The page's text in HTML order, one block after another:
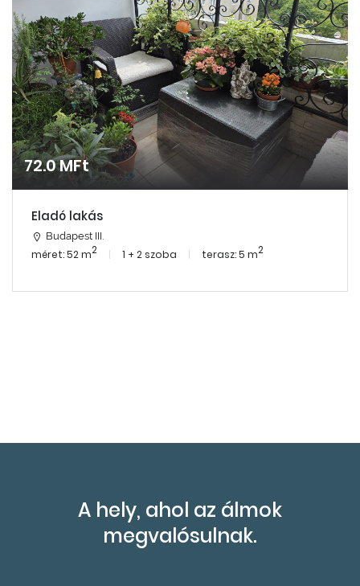
72.0 MFt
Eladó lakás
Budapest III.
méret: 52 m2 1 + 2 szoba terasz: 5 m2
A hely, ahol az álmok
megvalósulnak.